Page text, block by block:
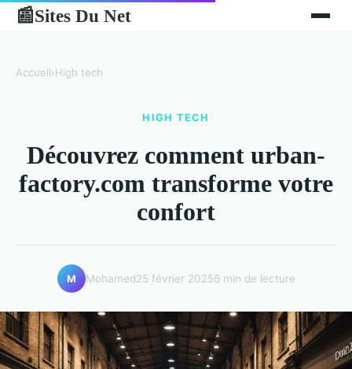
📰Sites Du Net
Accueil›High tech
HIGH TECH
Découvrez comment urban-
factory.com transforme votre
confort
M Mohamed25 février 20256 min de lecture